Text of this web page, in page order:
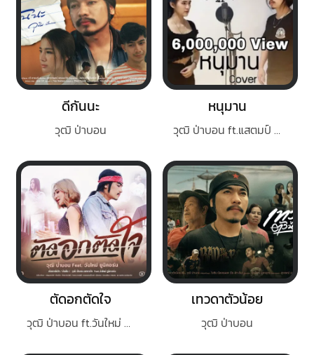
ดีกันนะ
วุฒิ ป่าบอน
หนุมาน
วุฒิ ป่าบอน ft.แสตมป์ นริสา
ตัดอกตัดใจ
วุฒิ ป่าบอน ft.วันใหม่ ยูนิคอร์น
เทวดาตัวน้อย
วุฒิ ป่าบอน